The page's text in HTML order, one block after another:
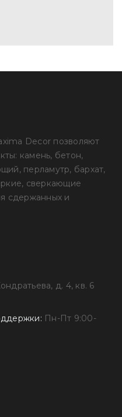
Decor позволяют
камень, бетон,
перламутр, бархат,
сверкающие
сдержанных и
д. 4, кв. 6
Пн-Пт 9:00-